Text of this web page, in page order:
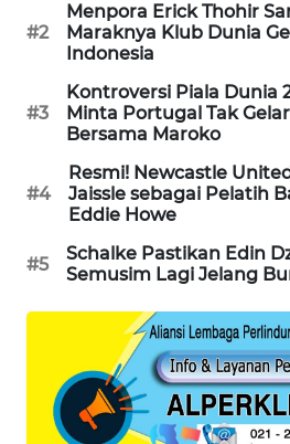
#2
Menpora Erick Thohir
Maraknya Klub Dunia
Indonesia
#3
Kontroversi Piala Dunia
Minta Portugal Tak
Bersama Maroko
#4
Resmi! Newcastle
Jaissle sebagai Pelatih
Eddie Howe
#5
Schalke Pastikan Edin
Semusim Lagi Jelang
WAHANA
HEALTH
WAHANA
DESA
LAPAK
Network
KONSUMEN
LISTRIK